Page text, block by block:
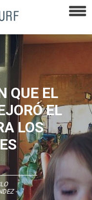
QUE EL
EL
LOS
-